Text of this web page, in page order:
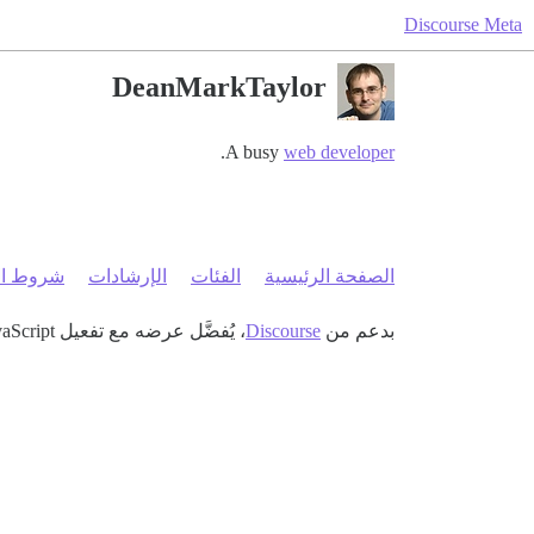
Discourse Meta
DeanMarkTaylor
A busy web developer
.
الصفحة الرئيسية الفئات الإرشادات شروط
بدعم من Discourse، يُفضَّل عرضه مع تفعيل JavaScript